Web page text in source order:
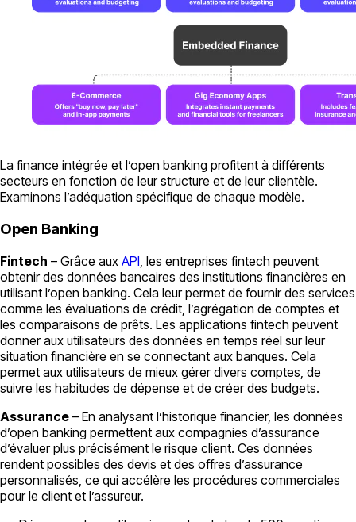
La finance intégrée et l’open banking profitent à différents
secteurs en fonction de leur structure et de leur clientèle.
Examinons l’adéquation spécifique de chaque modèle.
Open Banking
Fintech – Grâce aux API , les entreprises fintech peuvent
obtenir des données bancaires des institutions financières en
utilisant l’open banking. Cela leur permet de fournir des services
comme les évaluations de crédit, l’agrégation de comptes et
les comparaisons de prêts. Les applications fintech peuvent
donner aux utilisateurs des données en temps réel sur leur
situation financière en se connectant aux banques. Cela
permet aux utilisateurs de mieux gérer divers comptes, de
suivre les habitudes de dépense et de créer des budgets.
Assurance – En analysant l’historique financier, les données
d’open banking permettent aux compagnies d’assurance
d’évaluer plus précisément le risque client. Ces données
rendent possibles des devis et des offres d’assurance
personnalisés, ce qui accélère les procédures commerciales
pour le client et l’assureur.